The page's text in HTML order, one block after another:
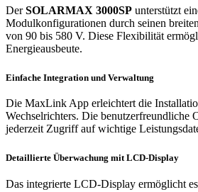
DerSOLARMAX 3000SP unterstützt
Modulkonfigurationen durch seinen
von 90 bis 580 V. Diese Flexibilität
Energieausbeute.
Einfache Integration und Verwaltung
Die MaxLink App erleichtert die
Wechselrichters. Die benutzerfreundliche
jederzeit Zugriff auf wichtige
Detaillierte Überwachung mit LCD-Display
Das integrierte LCD-Display ermöglicht